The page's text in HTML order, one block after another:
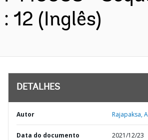
: 12 (Inglês)
DETALHES
Autor Rajapaksa,
Data do documento 2021/12/23